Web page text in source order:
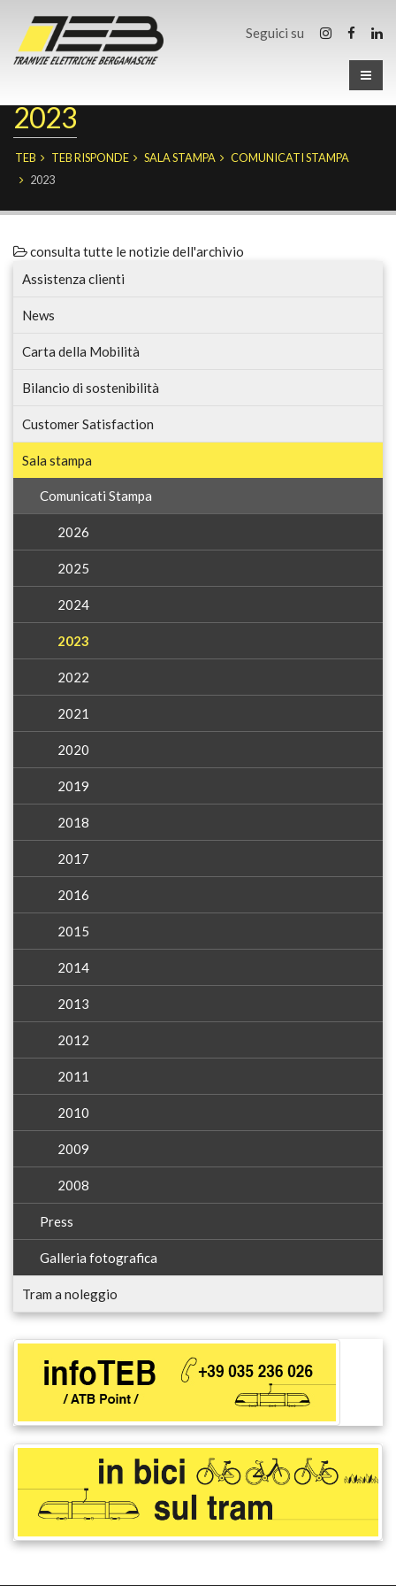
Seguici su
2023
TEB TEB RISPONDE SALA STAMPA
COMUNICATI STAMPA
2023
consulta tutte le notizie dell'archivio
Assistenza clienti
News
Carta della Mobilità
Bilancio di sostenibilità
Customer Satisfaction
Sala stampa
Comunicati Stampa
2026
2025
2024
2023
2022
2021
2020
2019
2018
2017
2016
2015
2014
2013
2012
2011
2010
2009
2008
Press
Galleria fotografica
Tram a noleggio